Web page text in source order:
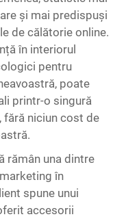
și mai predispuși
de călătorie online.
în interiorul
pentru
poate
printr-o singură
fără niciun cost de
rămân una dintre
în
spune unui
accesorii